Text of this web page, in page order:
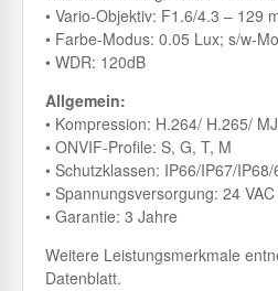
• Vario-Objektiv: F1.6/4.3 – 129
• Farbe-Modus: 0.05 Lux; s/w-
• WDR: 120dB
Allgemein:
• Kompression: H.264/ H.265/
• ONVIF-Profile: S, G, T, M
• Schutzklassen: IP66/IP67/IP68/
• Spannungsversorgung: 24
• Garantie: 3 Jahre
Weitere Leistungsmerkmale
Datenblatt.